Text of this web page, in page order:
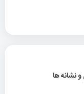
نشانه ها